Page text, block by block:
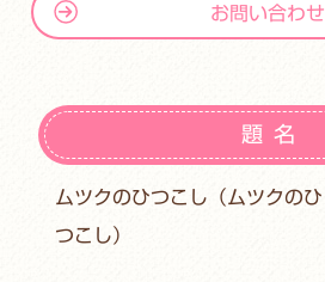
お問い合わせ
題名
ムツクのひつこし（ムツクのひ
つこし）